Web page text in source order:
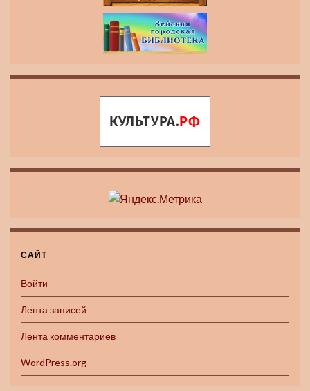
САЙТ
Войти
Лента записей
Лента комментариев
WordPress.org